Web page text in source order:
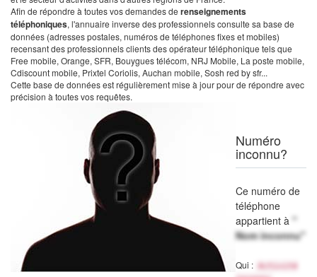
Afin de répondre à toutes vos demandes de renseignements
téléphoniques, l'annuaire inverse des professionnels consulte sa base de
données (adresses postales, numéros de téléphones fixes et mobiles)
recensant des professionnels clients des opérateur téléphonique tels que
Free mobile, Orange, SFR, Bouygues télécom, NRJ Mobile, La poste mobile,
Cdiscount mobile, Prixtel Coriolis, Auchan mobile, Sosh red by sfr...
Cette base de données est régulièrement mise à jour pour de répondre avec
précision à toutes vos requêtes.
Numéro
inconnu?
Ce numéro de
téléphone
appartient à "
Nom inconnu"
Qui :
Activité